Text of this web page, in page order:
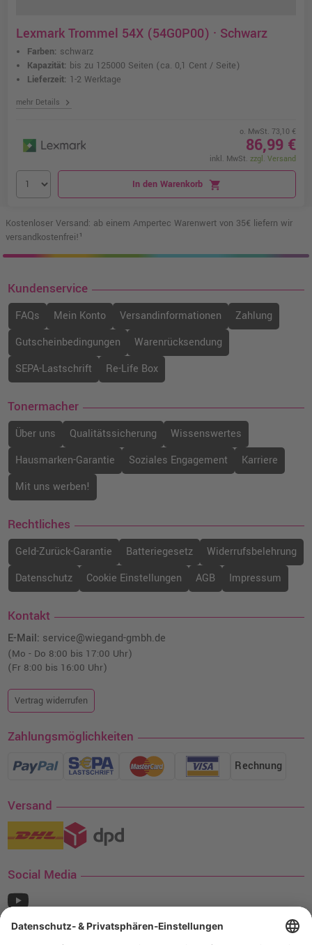
Lexmark Trommel 54X (54G0P00) · Schwarz
Farben: schwarz
Kapazität: bis zu 125000 Seiten (ca. 0,1 Cent / Seite)
Lieferzeit: 1-2 Werktage
mehr Details chevron_right
o. MwSt. 73,10 €
86,99 €
inkl. MwSt. zzgl. Versand
In den Warenkorb shopping_cart
Kostenloser Versand: ab einem Ampertec Warenwert von 35€ liefern wir
versandkostenfrei!¹
Kundenservice
FAQs Mein Konto Versandinformationen
Zahlung
Gutscheinbedingungen
Warenrücksendung
SEPA-Lastschrift
Re-Life Box
Tonermacher
Über uns Qualitätssicherung
Wissenswertes
Hausmarken-Garantie
Soziales Engagement
Karriere
Mit uns werben!
Rechtliches
Geld-Zurück-Garantie Batteriegesetz
Widerrufsbelehrung
Datenschutz
Cookie Einstellungen AGB Impressum
Kontakt
E-Mail: service@wiegand-gmbh.de
(Mo - Do 8:00 bis 17:00 Uhr)
(Fr 8:00 bis 16:00 Uhr)
Vertrag widerrufen
Zahlungsmöglichkeiten
Rechnung
Versand
Social Media
¹ Nur gültig für den Versand innerhalb Deutschlands. Befindet sich ein Warenwert